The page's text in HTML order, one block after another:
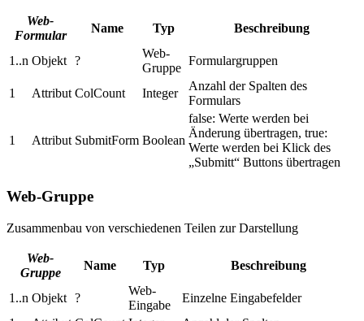
Web-
Formular
Name Typ Beschreibung
1..n Objekt ?
Web-
Gruppe
Formulargruppen
1 Attribut ColCount Integer
Anzahl der Spalten des
Formulars
1 Attribut SubmitForm Boolean
false: Werte werden bei
Änderung übertragen, true:
Werte werden bei Klick des
„Submitt“ Buttons übertragen
Web-Gruppe
Zusammenbau von verschiedenen Teilen zur Darstellung
Web-
Gruppe
Name Typ Beschreibung
1..n Objekt ?
Web-
Eingabe
Einzelne Eingabefelder